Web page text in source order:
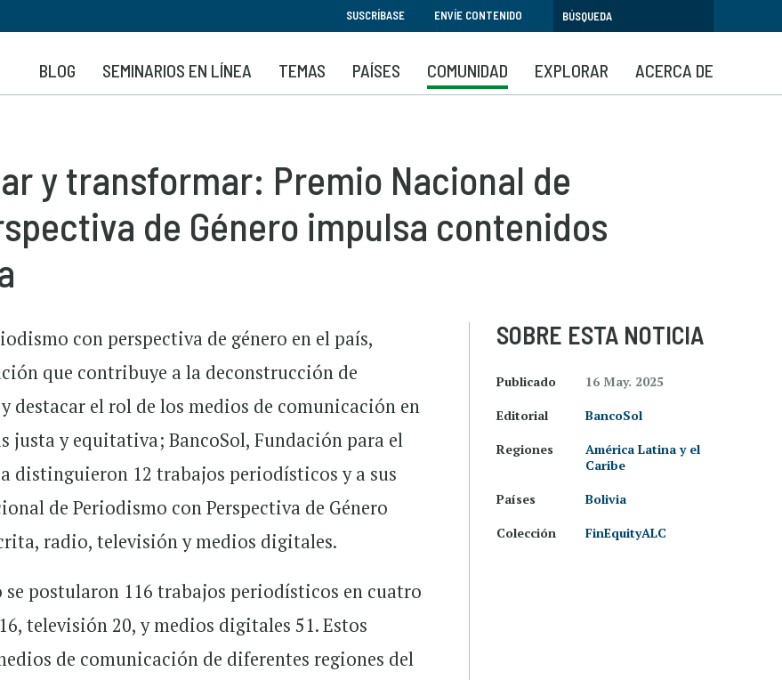
al
contenido
principal
SUSCRÍBASE ENVÍE CONTENIDO
BLOG SEMINARIOS EN LÍNEA TEMAS PAÍSES COMUNIDAD EXPLORAR ACERCA DE
y transformar: Premio Nacional de
de Género impulsa contenidos
con perspectiva de género en el país,
que contribuye a la deconstrucción de
destacar el rol de los medios de comunicación en
justa y equitativa; BancoSol, Fundación para el
distinguieron 12 trabajos periodísticos y a sus
de Periodismo con Perspectiva de Género
radio, televisión y medios digitales.
postularon 116 trabajos periodísticos en cuatro
televisión 20, y medios digitales 51. Estos
de comunicación de diferentes regiones del
SOBRE ESTA NOTICIA
Publicado
16 May. 2025
Editorial
BancoSol
Regiones
América Latina y el
Caribe
Países
Bolivia
Colección
FinEquityALC